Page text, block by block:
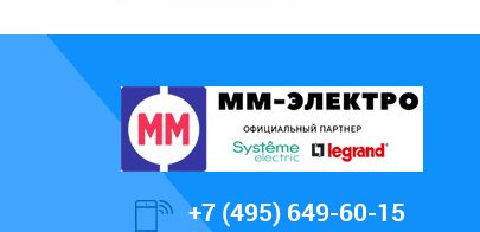
+7 (495) 649-60-15